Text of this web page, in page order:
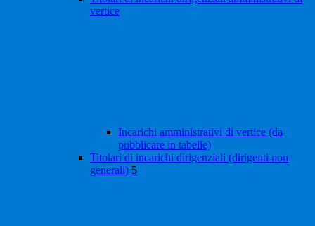
vertice
Incarichi amministrativi di vertice (da
pubblicare in tabelle)
Titolari di incarichi dirigenziali (dirigenti non
generali) 5